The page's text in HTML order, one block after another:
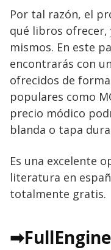
Por tal razón, el
qué libros ofrecer,
mismos. En este
encontrarás con
ofrecidos de
populares como
precio módico
blanda o tapa
Es una excelente
literatura en
totalmente gratis.